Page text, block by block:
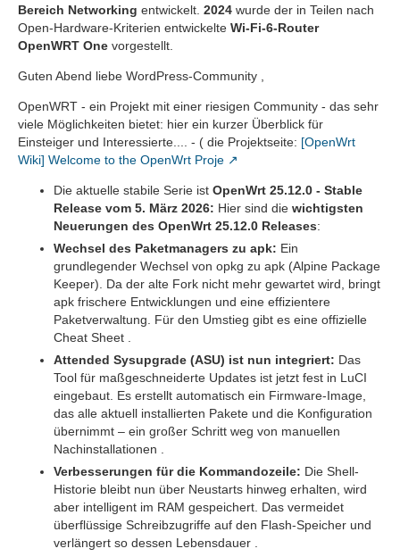
Bereich Networking entwickelt. 2024 wurde der in Teilen nach
Open-Hardware-Kriterien entwickelte Wi-Fi-6-Router
OpenWRT One vorgestellt.
Guten Abend liebe WordPress-Community ,
OpenWRT - ein Projekt mit einer riesigen Community - das sehr
viele Möglichkeiten bietet: hier ein kurzer Überblick für
Einsteiger und Interessierte.... - ( die Projektseite: [OpenWrt
Wiki] Welcome to the OpenWrt Proje
Die aktuelle stabile Serie ist OpenWrt 25.12.0 - Stable
Release vom 5. März 2026: Hier sind die wichtigsten
Neuerungen des OpenWrt 25.12.0 Releases:
Wechsel des Paketmanagers zu apk: Ein
grundlegender Wechsel von opkg zu apk (Alpine Package
Keeper). Da der alte Fork nicht mehr gewartet wird, bringt
apk frischere Entwicklungen und eine effizientere
Paketverwaltung. Für den Umstieg gibt es eine offizielle
Cheat Sheet .
Attended Sysupgrade (ASU) ist nun integriert: Das
Tool für maßgeschneiderte Updates ist jetzt fest in LuCI
eingebaut. Es erstellt automatisch ein Firmware-Image,
das alle aktuell installierten Pakete und die Konfiguration
übernimmt – ein großer Schritt weg von manuellen
Nachinstallationen .
Verbesserungen für die Kommandozeile: Die Shell-
Historie bleibt nun über Neustarts hinweg erhalten, wird
aber intelligent im RAM gespeichert. Das vermeidet
überflüssige Schreibzugriffe auf den Flash-Speicher und
verlängert so dessen Lebensdauer .